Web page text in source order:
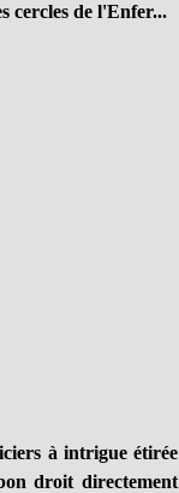
cercles de l'Enfer...
à intrigue étirée
droit directement